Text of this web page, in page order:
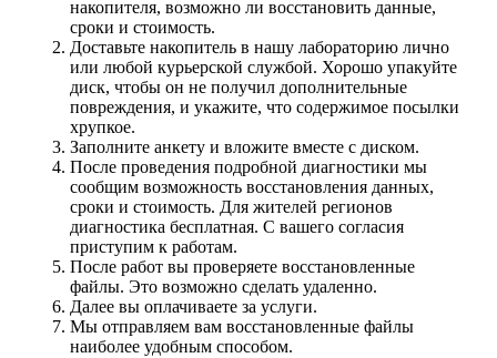
накопителя, возможно ли восстановить данные,
сроки и стоимость.
Доставьте накопитель в нашу лабораторию лично
или любой курьерской службой. Хорошо упакуйте
диск, чтобы он не получил дополнительные
повреждения, и укажите, что содержимое посылки
хрупкое.
Заполните анкету и вложите вместе с диском.
После проведения подробной диагностики мы
сообщим возможность восстановления данных,
сроки и стоимость. Для жителей регионов
диагностика бесплатная. С вашего согласия
приступим к работам.
После работ вы проверяете восстановленные
файлы. Это возможно сделать удаленно.
Далее вы оплачиваете за услуги.
Мы отправляем вам восстановленные файлы
наиболее удобным способом.